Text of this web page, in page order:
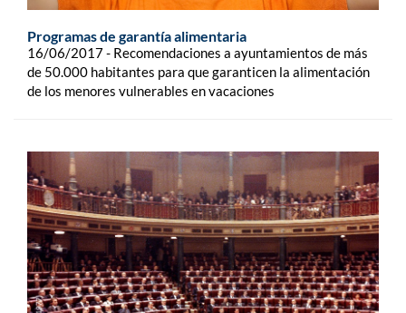
Programas de garantía alimentaria
16/06/2017 - Recomendaciones a ayuntamientos de más
de 50.000 habitantes para que garanticen la alimentación
de los menores vulnerables en vacaciones